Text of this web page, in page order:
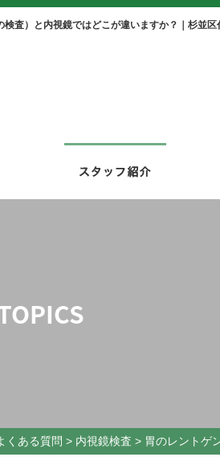
検査）と内視鏡ではどこが違いますか？｜杉並
くある質問 > 内視鏡検査 > 胃のレントゲ